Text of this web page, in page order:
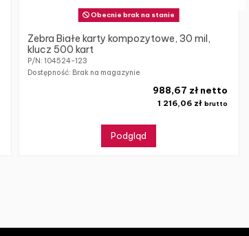
Obecnie brak na stanie
Zebra Białe karty kompozytowe, 30 mil,
klucz 500 kart
P/N: 104524-123
Dostępność: Brak na magazynie
1 216,06 zł brutto
988,67 zł netto
Podgląd